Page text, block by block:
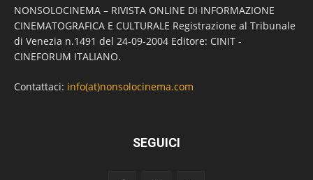
NONSOLOCINEMA – RIVISTA ONLINE DI INFORMAZIONE
CINEMATOGRAFICA E CULTURALE Registrazione al Tribunale
di Venezia n.1491 del 24-09-2004 Editore: CINIT -
CINEFORUM ITALIANO.
Contattaci: info(at)nonsolocinema.com
SEGUICI